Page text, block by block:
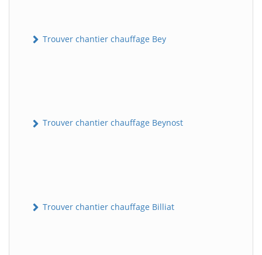
Trouver chantier chauffage Bey
Trouver chantier chauffage Beynost
Trouver chantier chauffage Billiat